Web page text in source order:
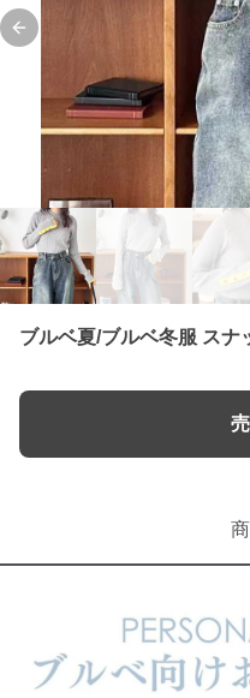
Previous slide
ブルベ夏/ブルベ冬服 スナ